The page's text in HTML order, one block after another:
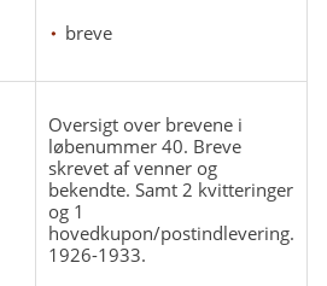
breve
Oversigt over brevene i
løbenummer 40. Breve
skrevet af venner og
bekendte. Samt 2 kvitteringer
og 1
hovedkupon/postindlevering.
1926-1933.